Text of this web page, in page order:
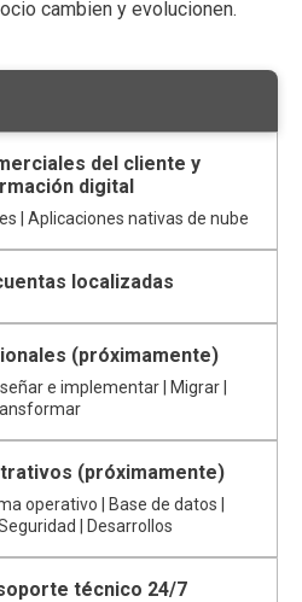
cambien y evolucionen.
del cliente y
digital
| Aplicaciones nativas de nube
localizadas
(próximamente)
e implementar | Migrar |
(próximamente)
operativo | Base de datos |
| Desarrollos
técnico 24/7